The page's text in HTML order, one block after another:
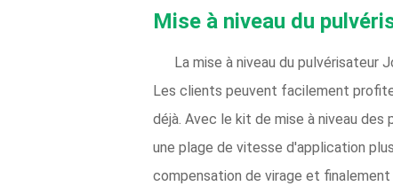
Mise à niveau du
La mise à niveau du
Les clients peuvent facilement
déjà. Avec le kit de mise à niveau
une plage de vitesse d'application
compensation de virage et